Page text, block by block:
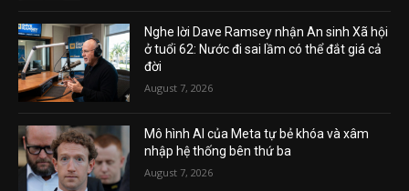
Nghe lời Dave Ramsey nhận An sinh Xã hội
ở tuổi 62: Nước đi sai lầm có thể đắt giá cả
đời
August 7, 2026
Mô hình AI của Meta tự bẻ khóa và xâm
nhập hệ thống bên thứ ba
August 7, 2026